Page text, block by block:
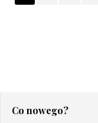
Co nowego?